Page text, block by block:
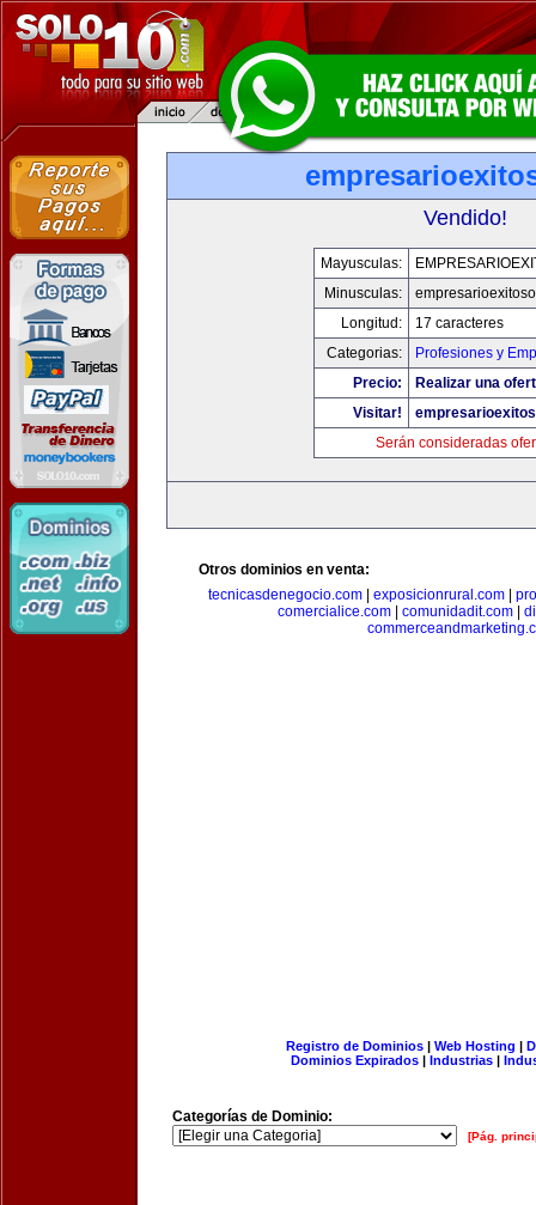
Vendido!
Mayusculas:
Minusculas:
Longitud:
17 caracteres
Categorias:
Profesiones y
Precio:
Realizar una
Visitar!
Serán consideradas
Otros dominios en venta:
tecnicasdenegocio.com
exposicionrural.com
comercialice.com| comunidadit.com|
Registro de Dominios| Web Hosting |
Dominios Expirados | Industrias |
Categorías de Dominio:
[Pág.